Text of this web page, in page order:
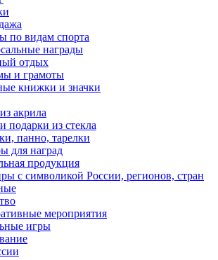
по видам спорта
награды
отдых
и грамоты
книжки и значки
акрила
подарки из стекла
панно, тарелки
для наград
продукция
с символикой России, регионов, стран
мероприятия
игры